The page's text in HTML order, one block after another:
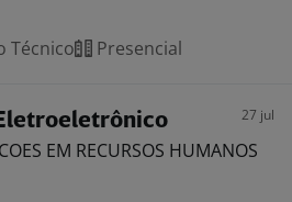
Técnico Presencial
27 jul
EM RECURSOS HUMANOS